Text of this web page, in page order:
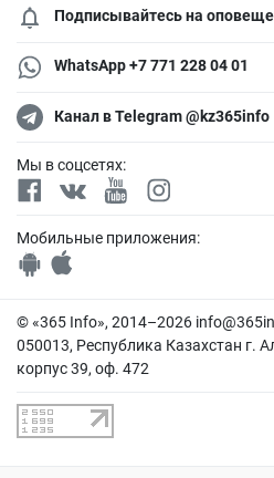
Подписывайтесь на
WhatsApp +7 771 228 04 01
Канал в Telegram @kz365info
Мы в соцсетях:
Мобильные приложения:
© «365 Info», 2014–2026
050013, Республика Казахстан г.
корпус 39, оф. 472